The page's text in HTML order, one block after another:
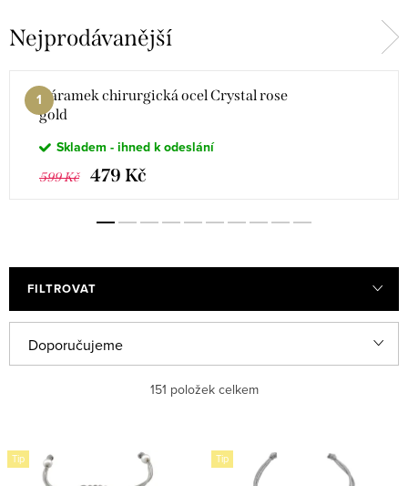
Nejprodávanější
Náramek chirurgická ocel Crystal rose
gold
Skladem - ihned k odeslání
599 Kč 479 Kč
FILTROVAT
a
n
Doporučujeme
Nejprodávanější
151 položek celkem
V
ý
Tip Tip